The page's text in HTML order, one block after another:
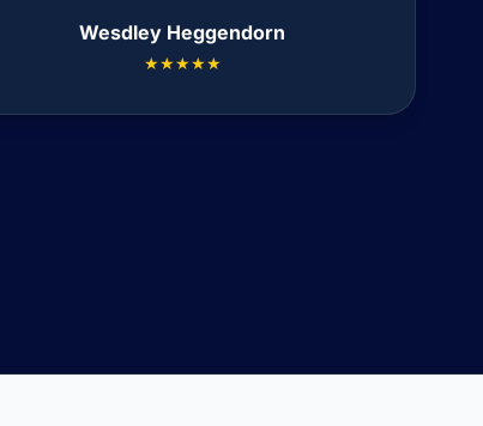
Wesdley Heggendorn
★★★★★